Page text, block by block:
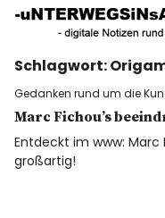
UNTERWEGS
KUNST
Start
AKTUELLE
Schlagwort:
Gedanken rund um die
Marc Fichou’s
Entdeckt im www:
großartig!